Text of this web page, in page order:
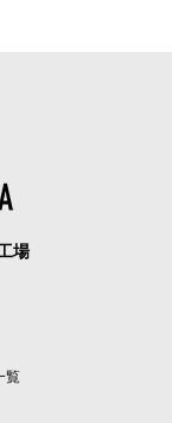
場
覧